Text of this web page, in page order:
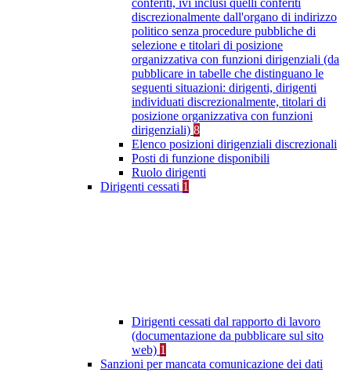
conferiti, ivi inclusi quelli conferiti
discrezionalmente dall'organo di indirizzo
politico senza procedure pubbliche di
selezione e titolari di posizione
organizzativa con funzioni dirigenziali (da
pubblicare in tabelle che distinguano le
seguenti situazioni: dirigenti, dirigenti
individuati discrezionalmente, titolari di
posizione organizzativa con funzioni
dirigenziali) 8
Elenco posizioni dirigenziali discrezionali
Posti di funzione disponibili
Ruolo dirigenti
Dirigenti cessati 1
Dirigenti cessati dal rapporto di lavoro
(documentazione da pubblicare sul sito
web) 1
Sanzioni per mancata comunicazione dei dati